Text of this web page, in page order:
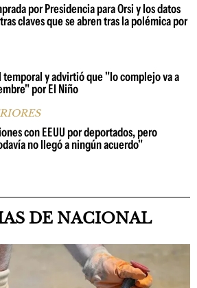
por Presidencia para Orsi y los datos
claves que se abren tras la polémica por
temporal y advirtió que "lo complejo va a
por El Niño
con EEUU por deportados, pero
no llegó a ningún acuerdo"
DE NACIONAL